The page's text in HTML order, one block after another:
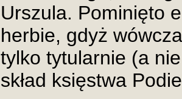
Urszula. Pominięto
herbie, gdyż
tylko tytularnie (a
skład księstwa